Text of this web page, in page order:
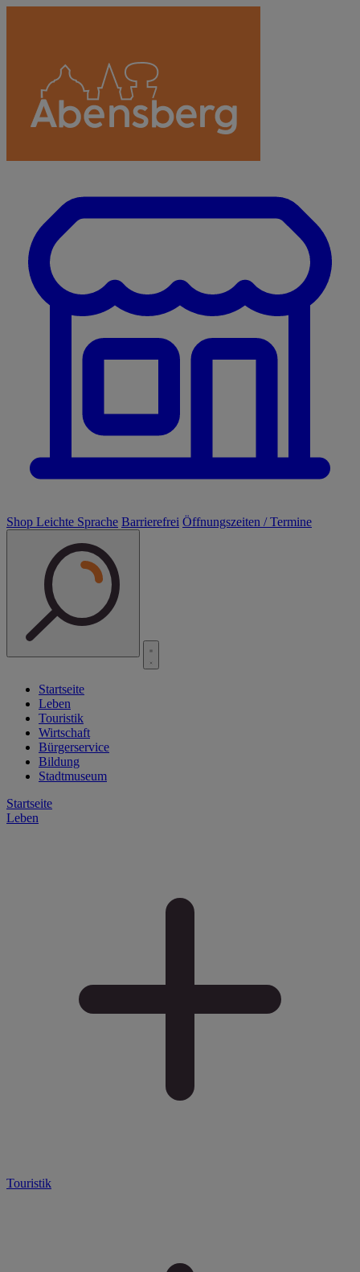
Shop Leichte Sprache Barrierefrei Öffnungszeiten / Termine
Startseite
Leben
Touristik
Wirtschaft
Bürgerservice
Bildung
Stadtmuseum
Startseite
Leben
Touristik